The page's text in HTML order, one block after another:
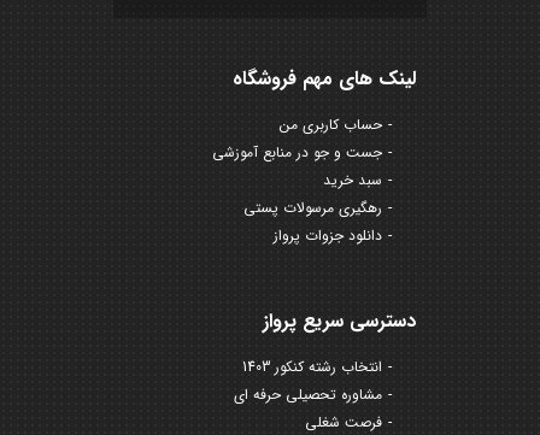
لینک های مهم فروشگاه
حساب کاربری من
جست و جو در منابع آموزشی
سبد خرید
رهگیری مرسولات پستی
دانلود جزوات پرواز
دسترسی سریع پرواز
انتخاب رشته کنکور 1403
مشاوره تحصیلی حرفه ای
فرصت شغلی